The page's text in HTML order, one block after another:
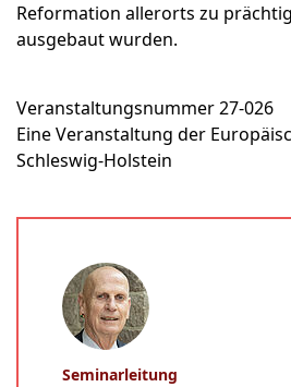
Reformation allerorts zu
ausgebaut wurden.
Veranstaltungsnummer 27-026
Eine Veranstaltung der
Schleswig-Holstein
Seminarleitung